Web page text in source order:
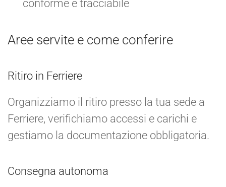
conforme e tracciabile
Aree servite e come conferire
Ritiro in Ferriere
Organizziamo il ritiro presso la tua sede a
Ferriere, verifichiamo accessi e carichi e
gestiamo la documentazione obbligatoria.
Consegna autonoma